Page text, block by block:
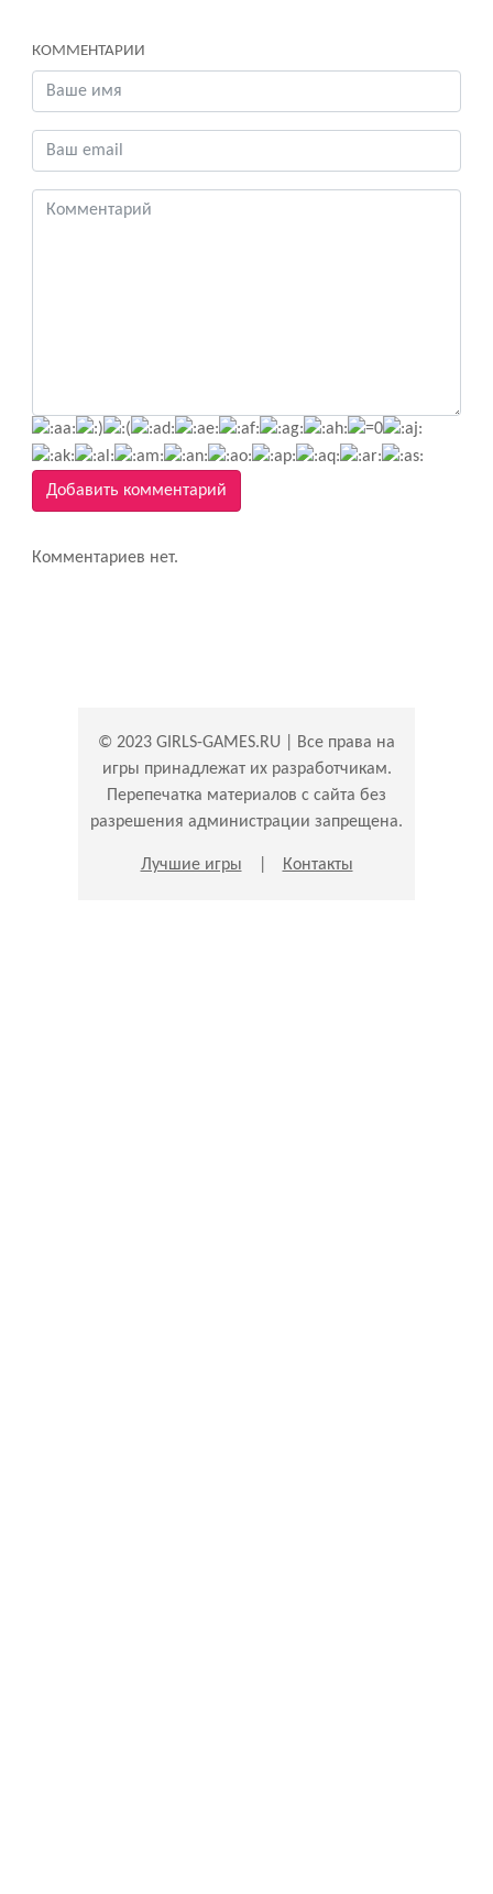
КОММЕНТАРИИ
Добавить комментарий
Комментариев нет.
© 2023 GIRLS-GAMES.RU | Все права на
игры принадлежат их разработчикам.
Перепечатка материалов с сайта без
разрешения администрации запрещена.
Лучшие игры Контакты